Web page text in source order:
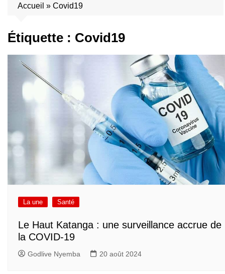
Accueil » Covid19
Étiquette : Covid19
La une Santé
Le Haut Katanga : une surveillance accrue de
la COVID-19
Godlive Nyemba 20 août 2024